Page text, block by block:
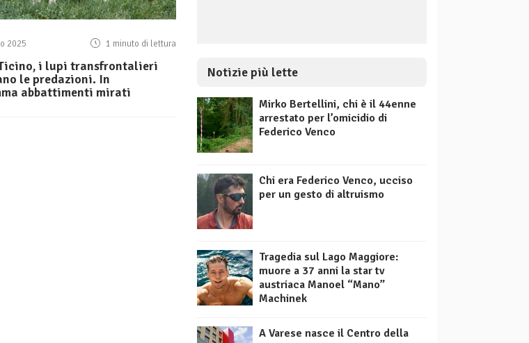
2025 1 minuto di lettura
i lupi transfrontalieri
le predazioni. In
abbattimenti mirati
Notizie più lette
Mirko Bertellini, chi è il 44enne
arrestato per l’omicidio di
Federico Venco
Chi era Federico Venco, ucciso
per un gesto di altruismo
Tragedia sul Lago Maggiore:
muore a 37 anni la star tv
austriaca Manoel “Mano”
Machinek
A Varese nasce il Centro della